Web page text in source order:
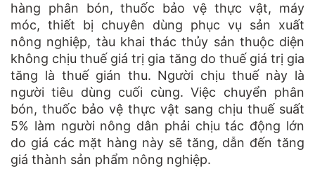
hàng phân bón, thuốc bảo vệ thực vật, máy
móc, thiết bị chuyên dùng phục vụ sản xuất
nông nghiệp, tàu khai thác thủy sản thuộc diện
không chịu thuế giá trị gia tăng do thuế giá trị gia
tăng là thuế gián thu. Người chịu thuế này là
người tiêu dùng cuối cùng. Việc chuyển phân
bón, thuốc bảo vệ thực vật sang chịu thuế suất
5% làm người nông dân phải chịu tác động lớn
do giá các mặt hàng này sẽ tăng, dẫn đến tăng
giá thành sản phẩm nông nghiệp.